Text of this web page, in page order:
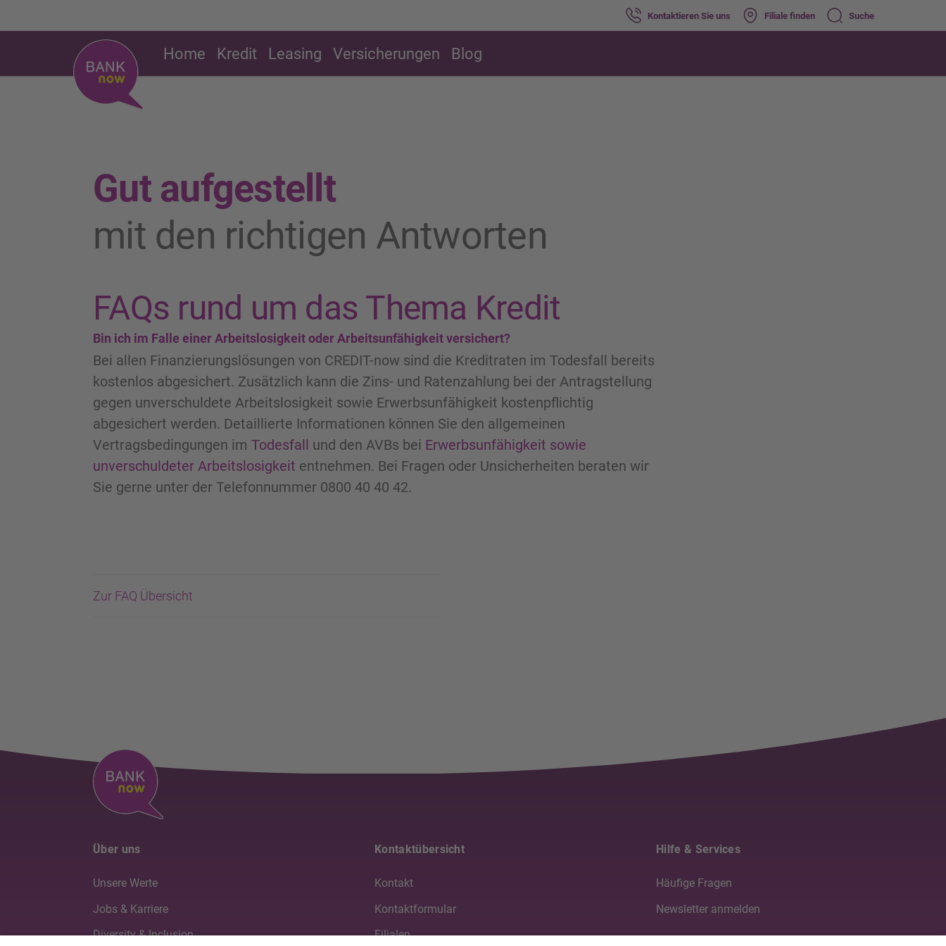
Kontaktieren Sie uns Filiale finden Suche
Home Kredit Leasing Versicherungen Blog
Gut aufgestellt
mit den richtigen Antworten
FAQs rund um das Thema Kredit
Bin ich im Falle einer Arbeitslosigkeit oder Arbeitsunfähigkeit versichert?
Bei allen Finanzierungslösungen von CREDIT-now sind die Kreditraten im Todesfall bereits
kostenlos abgesichert. Zusätzlich kann die Zins- und Ratenzahlung bei der Antragstellung
gegen unverschuldete Arbeitslosigkeit sowie Erwerbsunfähigkeit kostenpflichtig
abgesichert werden. Detaillierte Informationen können Sie den allgemeinen
Vertragsbedingungen im Todesfall und den AVBs bei Erwerbsunfähigkeit sowie
unverschuldeter Arbeitslosigkeit entnehmen. Bei Fragen oder Unsicherheiten beraten wir
Sie gerne unter der Telefonnummer 0800 40 40 42.
Zur FAQ Übersicht
Über uns
Unsere Werte
Jobs & Karriere
Diversity & Inclusion
Kontaktübersicht
Kontakt
Kontaktformular
Filialen
Hilfe & Services
Häufige Fragen
Newsletter anmelden